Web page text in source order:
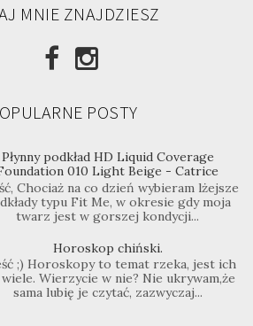
MNIE ZNAJDZIESZ
POSTY
Płynny podkład HD Liquid Coverage
010 Light Beige - Catrice
Chociaż na co dzień wybieram lżejsze
typu Fit Me, w okresie gdy moja
twarz jest w gorszej kondycji...
Horoskop chiński.
;) Horoskopy to temat rzeka, jest ich
Wierzycie w nie? Nie ukrywam,że
sama lubię je czytać, zazwyczaj...